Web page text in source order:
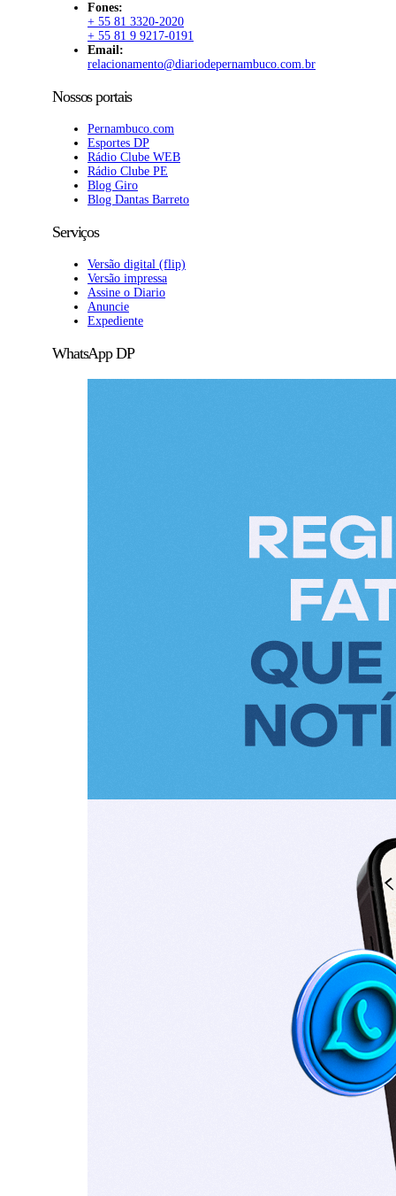
Fones:
+ 55 81 3320-2020
+ 55 81 9 9217-0191
Email:
relacionamento@diariodepernambuco.com.br
Nossos portais
Pernambuco.com
Esportes DP
Rádio Clube WEB
Rádio Clube PE
Blog Giro
Blog Dantas Barreto
Serviços
Versão digital (flip)
Versão impressa
Assine o Diario
Anuncie
Expediente
WhatsApp DP